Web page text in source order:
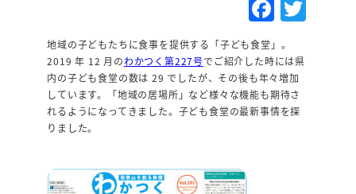
F
a
c
e
b
T
地域の子どもたちに食事を提供する「子ども食堂」。
2019 年 12 月のわかつく第227号でご紹介した時には県
内の子ども食堂の数は 29 でしたが、その後も年々増加
しています。「地域の居場所」など様々な機能も期待さ
れるようになってきました。子ども食堂の最新事情を探
りました。